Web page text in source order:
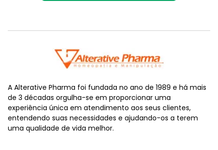
A Alterative Pharma foi fundada no ano de 1989 e há mais
de 3 décadas orgulha-se em proporcionar uma
experiência única em atendimento aos seus clientes,
entendendo suas necessidades e ajudando-os a terem
uma qualidade de vida melhor.